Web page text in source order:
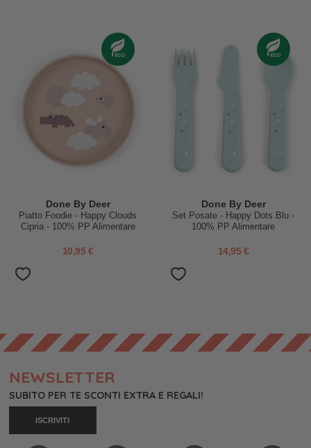
Done By Deer
Piatto Foodie - Happy Clouds
Cipria - 100% PP Alimentare
10,95 €
Done By Deer
Set Posate - Happy Dots Blu -
100% PP Alimentare
14,95 €
NEWSLETTER
SUBITO PER TE SCONTI EXTRA E REGALI!
ISCRIVITI